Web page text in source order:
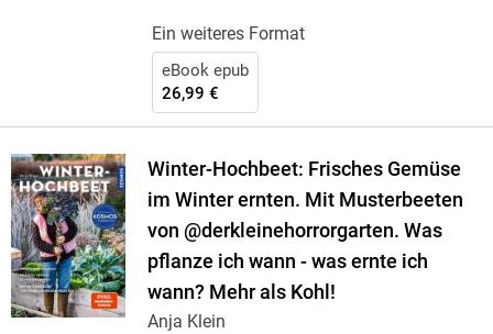
Ein weiteres Format
eBook epub
26,99 €
Winter-Hochbeet: Frisches Gemüse
im Winter ernten. Mit Musterbeeten
von @derkleinehorrorgarten. Was
pflanze ich wann - was ernte ich
wann? Mehr als Kohl!
Anja Klein